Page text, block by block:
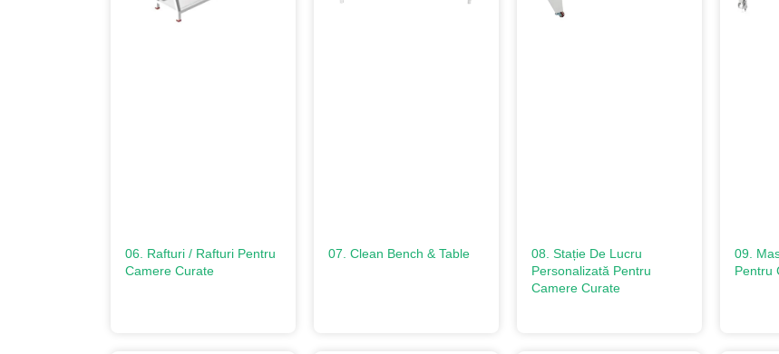
06. Rafturi / Rafturi Pentru
Camere Curate
07. Clean Bench & Table
08. Stație De Lucru
Personalizată Pentru
Camere Curate
09.
Pentru